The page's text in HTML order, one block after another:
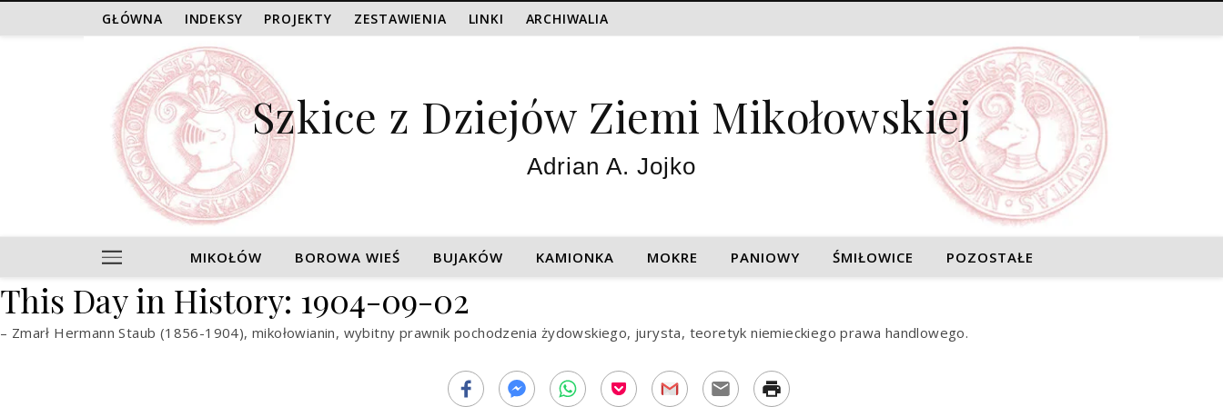
GŁÓWNA INDEKSY PROJEKTY ZESTAWIENIA LINKI ARCHIWALIA
Szkice z Dziejów Ziemi Mikołowskiej
Adrian A. Jojko
MIKOŁÓW BOROWA WIEŚ BUJAKÓW KAMIONKA MOKRE PANIOWY ŚMIŁOWICE POZOSTAŁE
This Day in History: 1904-09-02
– Zmarł Hermann Staub (1856-1904), mikołowianin, wybitny prawnik pochodzenia żydowskiego, jurysta, teoretyk niemieckiego prawa handlowego.